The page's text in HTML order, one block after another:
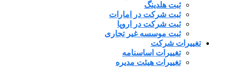
ثبت هلدینگ
ثبت شرکت در امارات
ثبت شرکت در اروپا
ثبت موسسه غیر تجاری
تغییرات شرکت
تغییرات اساسنامه
تغییرات هیئت مدیره